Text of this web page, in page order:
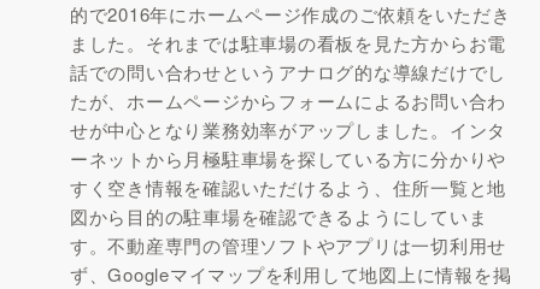
的で2016年にホームページ作成のご依頼をいただき
ました。それまでは駐車場の看板を見た方からお電
話での問い合わせというアナログ的な導線だけでし
たが、ホームページからフォームによるお問い合わ
せが中心となり業務効率がアップしました。インタ
ーネットから月極駐車場を探している方に分かりや
すく空き情報を確認いただけるよう、住所一覧と地
図から目的の駐車場を確認できるようにしていま
す。不動産専門の管理ソフトやアプリは一切利用せ
ず、Googleマイマップを利用して地図上に情報を掲